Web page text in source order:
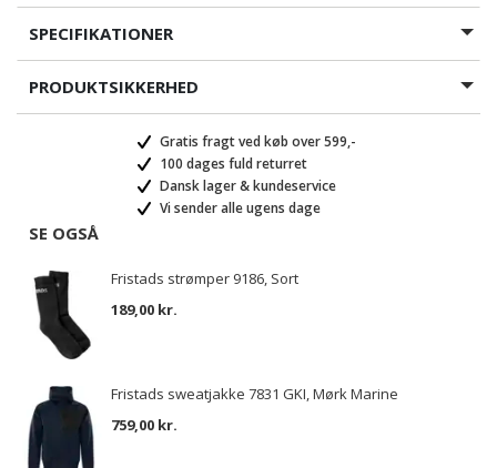
SPECIFIKATIONER
PRODUKTSIKKERHED
Gratis fragt ved køb over 599,-
100 dages fuld returret
Dansk lager & kundeservice
Vi sender alle ugens dage
SE OGSÅ
Fristads strømper 9186, Sort
189,00 kr.
Fristads sweatjakke 7831 GKI, Mørk Marine
759,00 kr.